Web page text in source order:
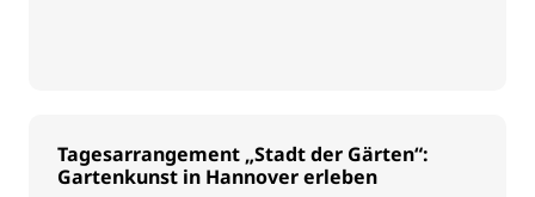
Tagesarrangement „Stadt der Gärten“:
Gartenkunst in Hannover erleben